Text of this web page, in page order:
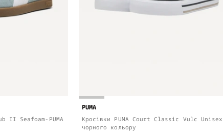
II Seafoam-PUMA
PUMA
Кросівки PUMA Court Classic Vulc Unisex
чорного кольору